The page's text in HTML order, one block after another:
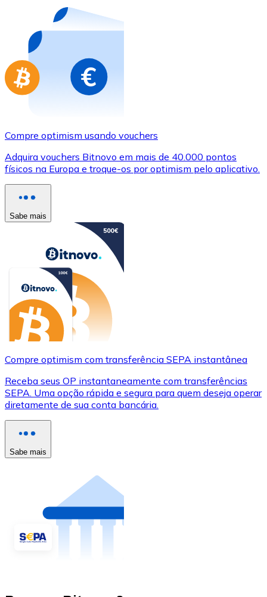
Compre cartões-presente das suas marcas favoritas
Ir para a loja de cartões-presente
Compre optimism usando vouchers
Adquira vouchers Bitnovo em mais de 40.000 pontos
físicos na Europa e troque-os por optimism pelo aplicativo.
Sabe mais
Compre optimism com transferência SEPA instantânea
Receba seus OP instantaneamente com transferências
SEPA. Uma opção rápida e segura para quem deseja operar
diretamente de sua conta bancária.
Sabe mais